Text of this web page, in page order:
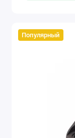
Популярный